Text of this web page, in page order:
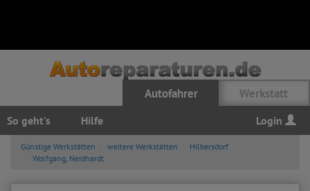
Autofahrer Werkstatt
So geht's Hilfe Login
Günstige Werkstätten weitere Werkstätten
Hilbersdorf
Wolfgang, Neidhardt